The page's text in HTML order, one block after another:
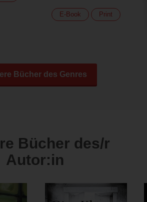
E-Book Print
Bücher des Genres
Bücher des/r
Autor:in